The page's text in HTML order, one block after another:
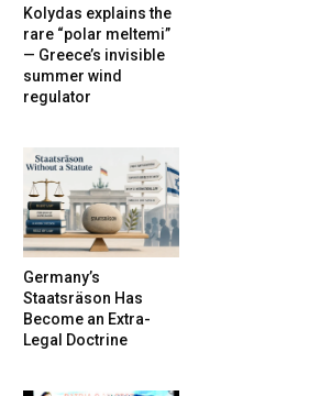
Kolydas explains the
rare “polar meltemi”
— Greece’s invisible
summer wind
regulator
Germany’s
Staatsräson Has
Become an Extra-
Legal Doctrine